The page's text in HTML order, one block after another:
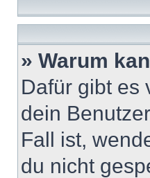
» Warum
Dafür gibt es
dein
Fall ist,
du nicht